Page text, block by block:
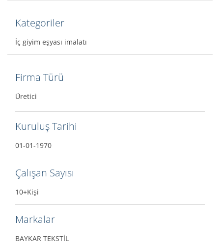
Kategoriler
İç giyim eşyası imalatı
Firma Türü
Üretici
Kuruluş Tarihi
01-01-1970
Çalışan Sayısı
10+Kişi
Markalar
BAYKAR TEKSTİL